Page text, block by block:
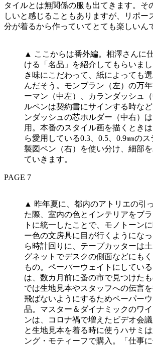
タイルとは無関係の服も出てきます。そ
しいと感じることもありますが、リポー
分が着るから作っていてとても楽しいん
▲ ここからは番外編。相澤さんに
ける「名品」を紹介してもらいま
き味にこだわって、紙によっても
んだそう。モンブラン（左）の万
ーマン（中左）、カランダッシュ
ルペンは契約書にサインする時な
ンダッシュの芯ホルダー（中右）
用。本番のスタイル画を描くとき
ら愛用している0.3、0.5、0.9㎜の
製図ペン（右）を使い分け、細部
ていきます。
PAGE 7
▲ 昨年夏に、都内のアトリエの引
た際、室内の色とインテリアをブ
トに統一したことで、モノトーン
ー色の文房具に目が行くようにな
ら時計回りに、テープカッターは
グネットでデスクの側面などにも
もの。ペーパーウェイトにしてい
は、数カ月前に蚤の市で見つけた
では生地見本やスタッフへの伝言
飛ばないようにするためペーパー
品。マスター＆ダイナミックのワ
ンは、コロナ禍で増えたビデオ会
と生地見本を着る時に使うハサミ
ング・モティーフで購入。「仕事